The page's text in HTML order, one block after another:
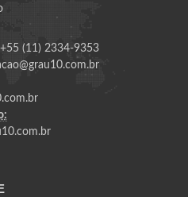
+55 (11) 2334-9353